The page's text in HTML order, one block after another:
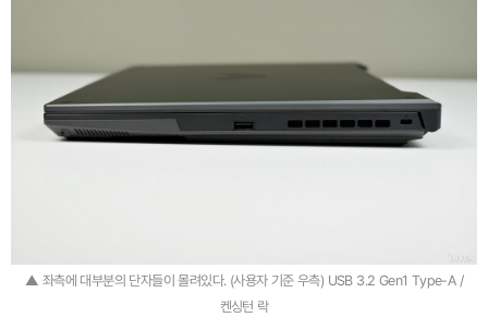
▲ 좌측에 대부분의 단자들이 몰려있다. (사용자 기준 우측) USB 3.2 Gen1 Type-A /
켄싱턴 락